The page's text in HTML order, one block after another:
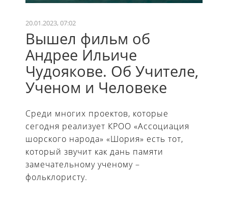
20.01.2023, 07:02
Вышел фильм об
Андрее Ильиче
Чудоякове. Об Учителе,
Ученом и Человеке
Среди многих проектов, которые
сегодня реализует КРОО «Ассоциация
шорского народа» «Шория» есть тот,
который звучит как дань памяти
замечательному ученому –
фольклористу.